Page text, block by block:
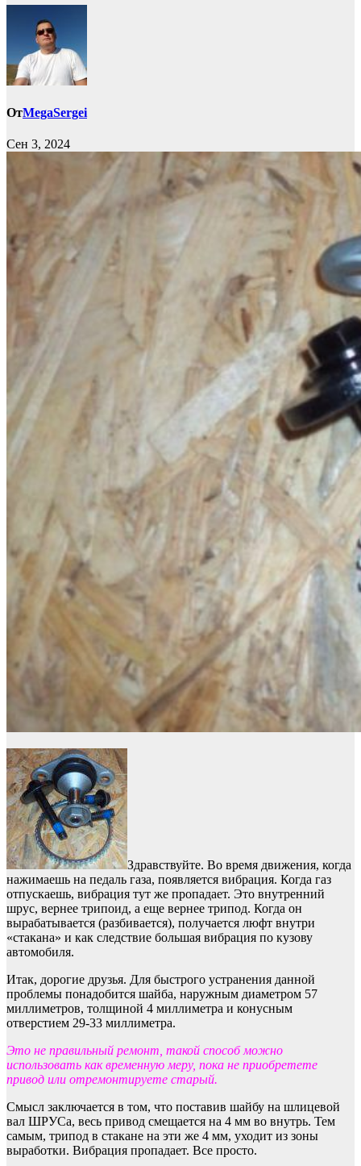
ОтMegaSergei
Сен 3, 2024
Здравствуйте. Во время движения, когда
нажимаешь на педаль газа, появляется вибрация. Когда газ
отпускаешь, вибрация тут же пропадает. Это внутренний
шрус, вернее трипоид, а еще вернее трипод. Когда он
вырабатывается (разбивается), получается люфт внутри
«стакана» и как следствие большая вибрация по кузову
автомобиля.
Итак, дорогие друзья. Для быстрого устранения данной
проблемы понадобится шайба, наружным диаметром 57
миллиметров, толщиной 4 миллиметра и конусным
отверстием 29-33 миллиметра.
Это не правильный ремонт, такой способ можно
использовать как временную меру, пока не приобретете
привод или отремонтируете старый.
Смысл заключается в том, что поставив шайбу на шлицевой
вал ШРУСа, весь привод смещается на 4 мм во внутрь. Тем
самым, трипод в стакане на эти же 4 мм, уходит из зоны
выработки. Вибрация пропадает. Все просто.